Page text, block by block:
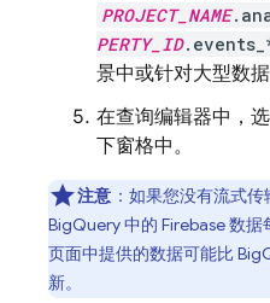
PROJECT_NAME
PERTY_ID
景中或针对大型数
在查询编辑器中，
下窗格中。
注意 ：如果您没有流式传
BigQuery中的 Firebase数据
页面中提供的数据可能比
新。